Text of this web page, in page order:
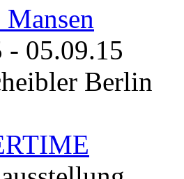
- 05.09.15
Berlin